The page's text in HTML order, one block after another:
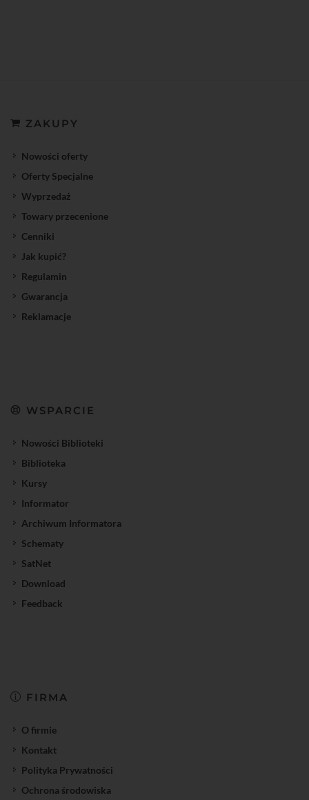
ZAKUPY
Nowości oferty
Oferty Specjalne
Wyprzedaż
Towary przecenione
Cenniki
Jak kupić?
Regulamin
Gwarancja
Reklamacje
WSPARCIE
Nowości Biblioteki
Biblioteka
Kursy
Informator
Archiwum Informatora
Schematy
SatNet
Download
Feedback
FIRMA
O firmie
Kontakt
Polityka Prywatności
Ochrona środowiska